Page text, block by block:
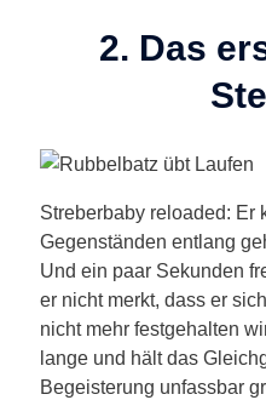
2. Das
Streberbaby reloaded: Er
Gegenständen entlang
Und ein paar Sekunden
er nicht merkt, dass er
nicht mehr festgehalten
lange und hält das
Begeisterung unfassbar